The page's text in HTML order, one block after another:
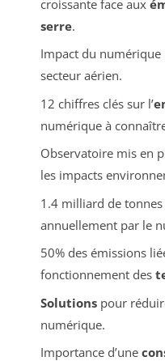
croissante face aux
serre.
Impact du numérique
secteur aérien.
12 chiffres clés sur l’
numérique à
Observatoire mis en
les impacts
1.4 milliard de tonnes
annuellement par le
50% des émissions
fonctionnement des
Solutions pour
numérique.
Importance d’une